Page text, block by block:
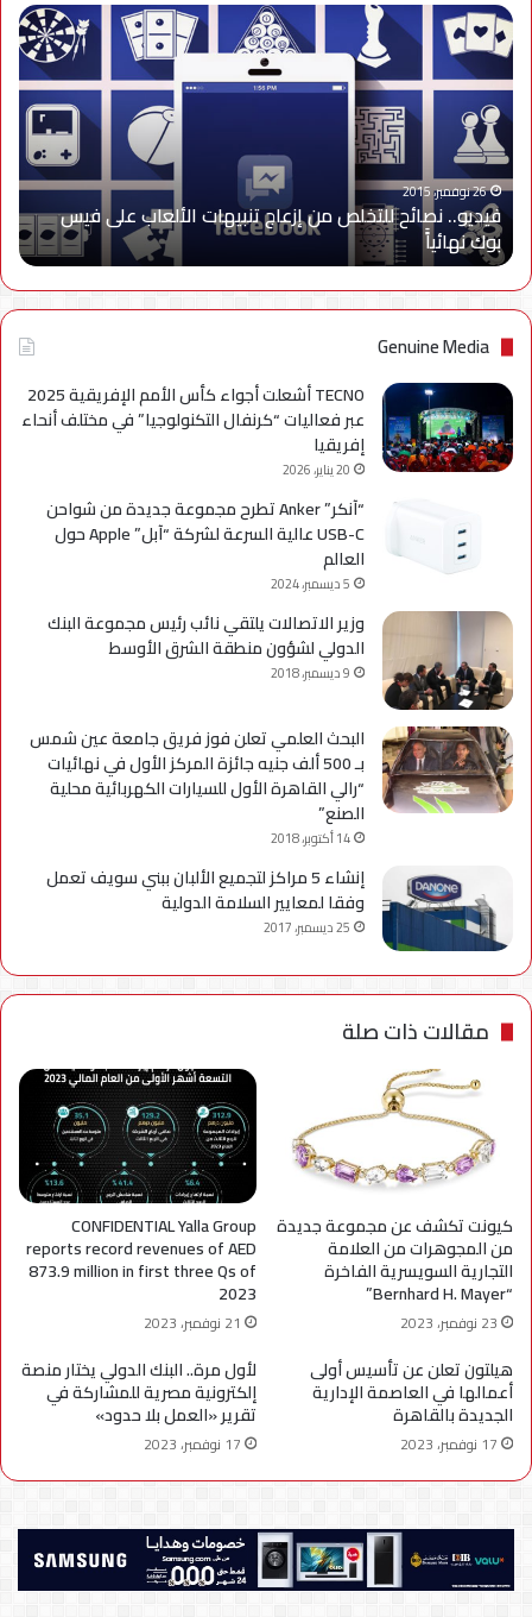
فيديو..
نصائح
للتخلص
من
إزعاج
تنبيهات
الألعاب
على
فيس
بوك
نهائياًَ
26 نوفمبر، 2015
فيديو.. نصائح للتخلص من إزعاج تنبيهات الألعاب على فيس
بوك نهائياًَ
Genuine Media
TECNO أشعلت أجواء كأس الأمم الإفريقية 2025
عبر فعاليات “كرنفال التكنولوجيا” في مختلف أنحاء
إفريقيا
20 يناير، 2026
“آنكر” Anker تطرح مجموعة جديدة من شواحن
USB-C عالية السرعة لشركة “آبل” Apple حول
العالم
5 ديسمبر، 2024
وزير الاتصالات يلتقي نائب رئيس مجموعة البنك
الدولي لشؤون منطقة الشرق الأوسط
9 ديسمبر، 2018
البحث العلمي تعلن فوز فريق جامعة عين شمس
بـ 500 ألف جنيه جائزة المركز الأول في نهائيات
“رالي القاهرة الأول للسيارات الكهربائية محلية
الصنع”
14 أكتوبر، 2018
إنشاء 5 مراكز لتجميع الألبان ببني سويف تعمل
وفقا لمعايير السلامة الدولية
25 ديسمبر، 2017
مقالات ذات صلة
كيونت تكشف عن مجموعة جديدة
من المجوهرات من العلامة
التجارية السويسرية الفاخرة
“Bernhard H. Mayer”
23 نوفمبر، 2023
CONFIDENTIAL Yalla Group
reports record revenues of AED
873.9 million in first three Qs of
2023
21 نوفمبر، 2023
هيلتون تعلن عن تأسيس أولى
أعمالها في العاصمة الإدارية
الجديدة بالقاهرة
17 نوفمبر، 2023
لأول مرة.. البنك الدولي يختار منصة
إلكترونية مصرية للمشاركة في
تقرير «العمل بلا حدود»
17 نوفمبر، 2023